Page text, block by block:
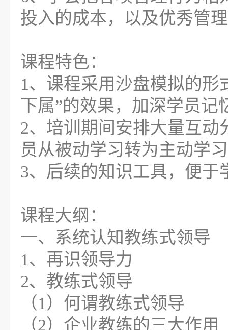
投入的成本，以及优秀管
课程特色：
1、课程采用沙盘模拟的形
下属”的效果，加深学员记
2、培训期间安排大量互
员从被动学习转为主动学
3、后续的知识工具，便于
课程大纲：
一、系统认知教练式领导
1、再识领导力
2、教练式领导
（1）何谓教练式领导
（2）企业教练的三大作用